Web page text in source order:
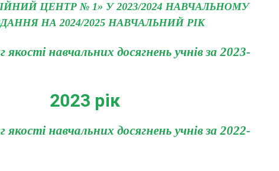
ЦЕНТР № 1» У 2023/2024 НАВЧАЛЬНОМУ
НА 2024/2025 НАВЧАЛЬНИЙ РІК
навчальних досягнень учнів за 2023-
2023 рік
навчальних досягнень учнів за 2022-